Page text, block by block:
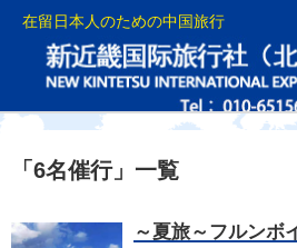
在留日本人のための中国旅行
「 6名催行」 一覧
～夏旅～フルンボ